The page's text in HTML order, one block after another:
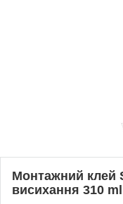
Монтажний клей
висихання 310 ml